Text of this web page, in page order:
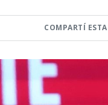
COMPARTÍ